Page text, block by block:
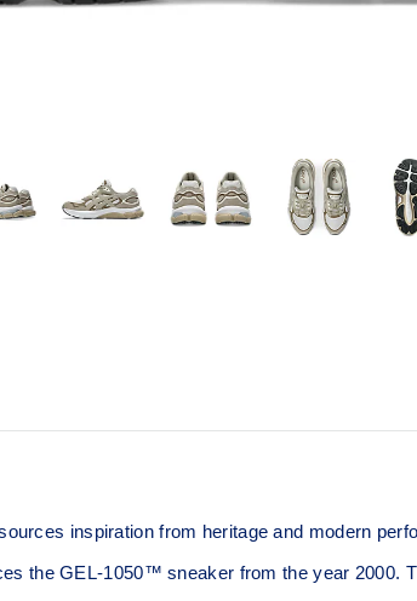
inspiration from heritage and modern
the GEL-1050™ sneaker from the year 2000.​